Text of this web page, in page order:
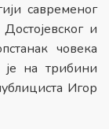
савременог
и
човека
је на трибини
Игор